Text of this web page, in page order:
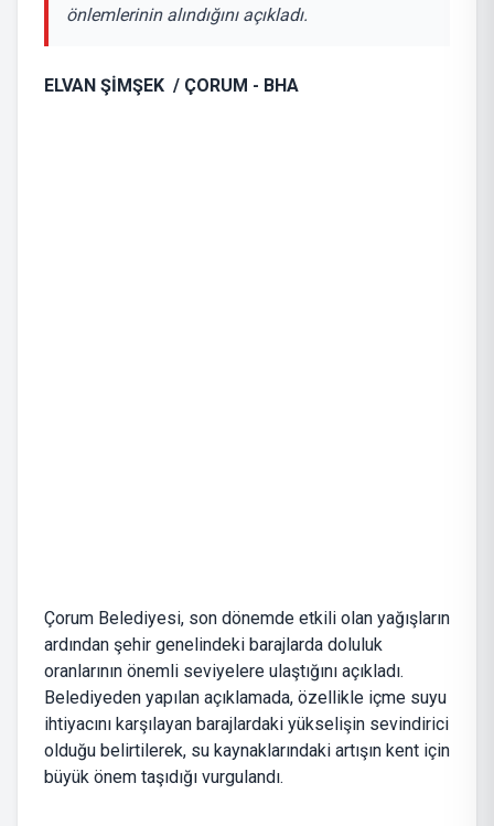
önlemlerinin alındığını açıkladı.
ELVAN ŞİMŞEK / ÇORUM - BHA
Çorum Belediyesi, son dönemde etkili olan yağışların
ardından şehir genelindeki barajlarda doluluk
oranlarının önemli seviyelere ulaştığını açıkladı.
Belediyeden yapılan açıklamada, özellikle içme suyu
ihtiyacını karşılayan barajlardaki yükselişin sevindirici
olduğu belirtilerek, su kaynaklarındaki artışın kent için
büyük önem taşıdığı vurgulandı.